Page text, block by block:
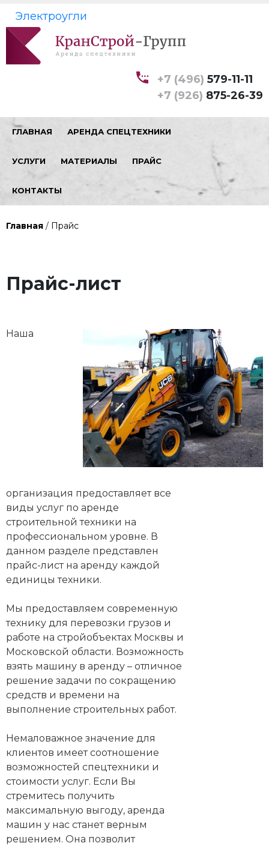
+7 (496) 579-11-11
+7 (926) 875-26-39
Электроугли
ГЛАВНАЯ АРЕНДА СПЕЦТЕХНИКИ
УСЛУГИ МАТЕРИАЛЫ ПРАЙС
КОНТАКТЫ
Главная / Прайс
Прайс-лист
Наша
организация предоставляет все
виды услуг по аренде
строительной техники на
профессиональном уровне. В
данном разделе представлен
прайс-лист на аренду каждой
единицы техники.
Мы предоставляем современную
технику для перевозки грузов и
работе на стройобъектах Москвы и
Московской области. Возможность
взять машину в аренду – отличное
решение задачи по сокращению
средств и времени на
выполнение строительных работ.
Немаловажное значение для
клиентов имеет соотношение
возможностей спецтехники и
стоимости услуг. Если Вы
стремитесь получить
максимальную выгоду, аренда
машин у нас станет верным
решением. Она позволит